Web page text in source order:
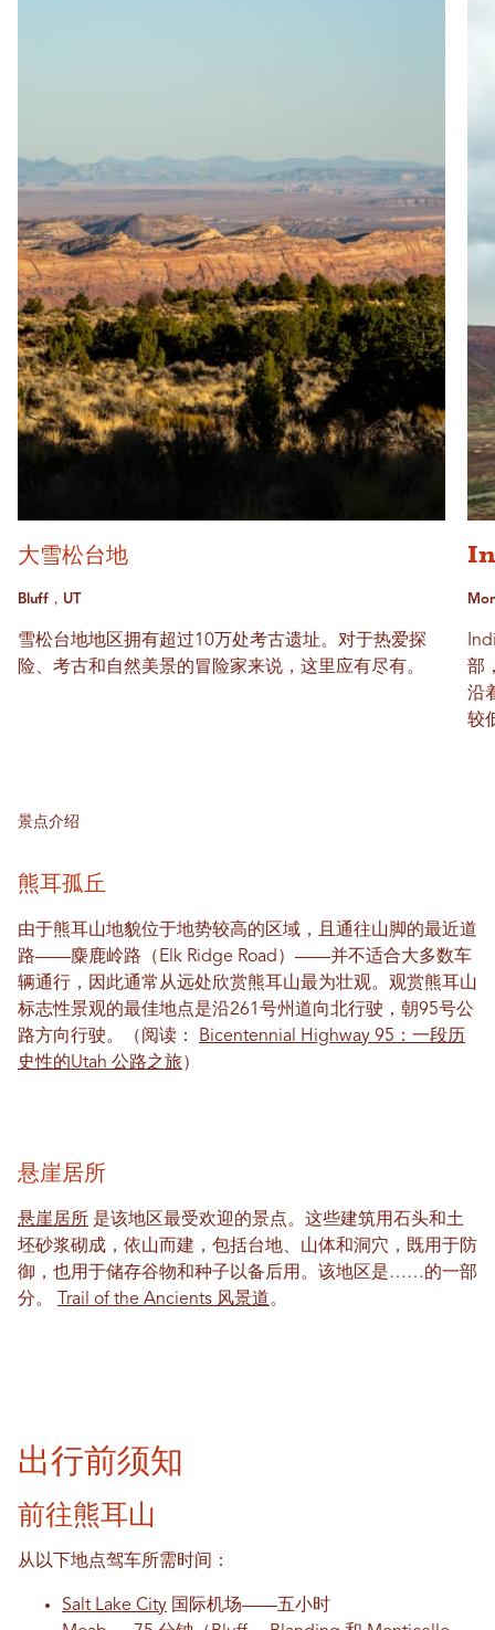
大雪松台地
Bluff，UT
雪松台地地区拥有超过10万处考古遗址。对于热爱探
险、考古和自然美景的冒险家来说，这里应有尽有。
部
沿
较
景点介绍
熊耳孤丘
由于熊耳山地貌位于地势较高的区域，且通往山脚的最近道
路——麋鹿岭路（Elk Ridge Road）——并不适合大多数车
辆通行，因此通常从远处欣赏熊耳山最为壮观。观赏熊耳山
标志性景观的最佳地点是沿261号州道向北行驶，朝95号公
路方向行驶。（阅读：
Bicentennial Highway 95：一段历
史性的Utah 公路之旅）
悬崖居所
悬崖居所 是该地区最受欢迎的景点。这些建筑用石头和土
坯砂浆砌成，依山而建，包括台地、山体和洞穴，既用于防
御，也用于储存谷物和种子以备后用。该地区是……的一部
分。
Trail of the Ancients 风景道。
出行前须知
前往熊耳山
从以下地点驾车所需时间：
Salt Lake City 国际机场——五小时